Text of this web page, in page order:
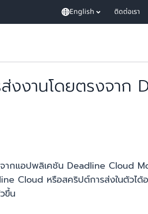
English ติดต่อเรา
งงานโดยตรงจา
ากแอปพลิเคชัน Deadline Cloud
Cloud หรือสคริปต์การส่งในตัวได้
ขึ้น